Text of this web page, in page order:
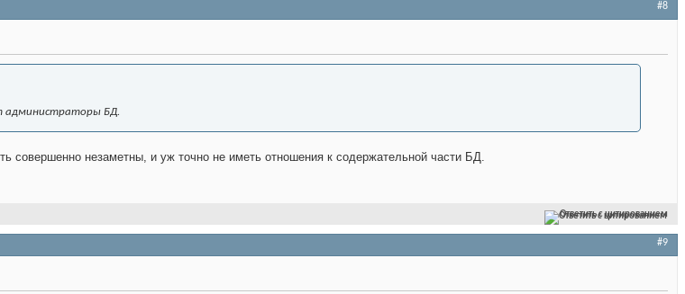
#8
администраторы БД.
совершенно незаметны, и уж точно не иметь отношения к содержательной части БД.
Ответить с цитированием
#9